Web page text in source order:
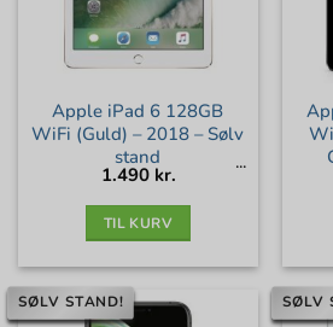
Apple iPad 6 128GB
WiFi (Guld) – 2018 – Sølv
stand
1.490 kr.
TIL KURV
SØLV STAND! SØLV